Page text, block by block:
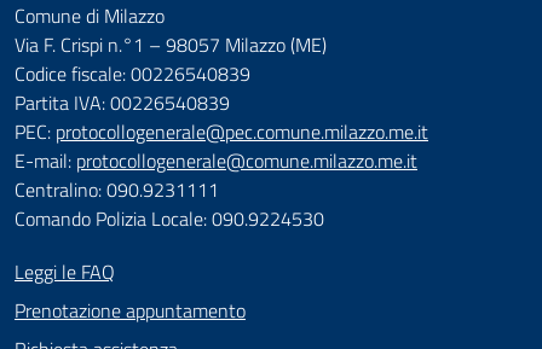
Comune di Milazzo
Via F. Crispi n.°1 – 98057 Milazzo (ME)
Codice fiscale: 00226540839
Partita IVA: 00226540839
PEC: protocollogenerale@pec.comune.milazzo.me.it
E-mail: protocollogenerale@comune.milazzo.me.it
Centralino: 090.9231111
Comando Polizia Locale: 090.9224530
Leggi le FAQ
Prenotazione appuntamento